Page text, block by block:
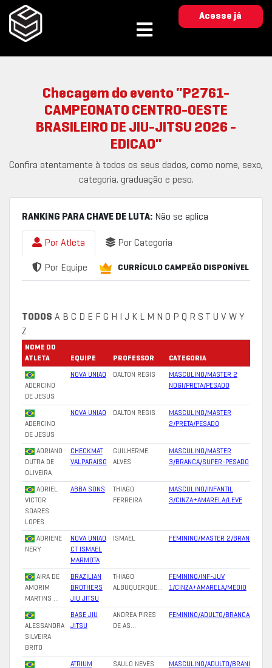
Acesse já
Checagem do evento "P2761-
CAMPEONATO CENTRO-OESTE
BRASILEIRO DE JIU-JITSU 2026 -
EDICAO"
Confira atentamente à todos os seus dados, como nome, sexo,
categoria, graduação e peso.
RANKING PARA CHAVE DE LUTA: Não se aplica
Por Atleta Por Categoria
Por Equipe CURRÍCULO CAMPEÃO DISPONÍVEL
TODOS A B C D E F G H J K L M N O P Q R S U V W Y
Z
NOME DO
ATLETA
EQUIPE PROFESSOR CATEGORIA
ADERCINO
DE JESUS
NOVA UNIAO DALTON REGIS
MASCULINO/MASTER 2
NOGI/PRETA/PESADO
ADERCINO
DE JESUS
NOVA UNIAO DALTON REGIS
MASCULINO/MASTER
2/PRETA/PESADO
ADRIANO
DUTRA DE
OLIVEIRA
CHECKMAT
VALPARAISO
GUILHERME
ALVES
MASCULINO/MASTER
3/BRANCA/SUPER-PESADO
ADRIEL
VICTOR
SOARES
LOPES
ABBA SONS
THIAGO
FERREIRA
MASCULINO/INFANTIL
3/CINZA+AMARELA/LEVE
ADRIENE
NERY
NOVA UNIAO
CT ISMAEL
MARMOTA
ISMAEL FEMININO/MASTER 2/BRANCA/
AIRA DE
AMORIM
MARTINS …
BRAZILIAN
BROTHERS
JIU JITSU
THIAGO
ALBUQUERQUE…
FEMININO/INF-JUV
1/CINZA+AMARELA/MEDIO
ALESSANDRA
SILVEIRA
BRITO
BASE JIU
JITSU
ANDREA PIRES
DE AS…
FEMININO/ADULTO/BRANCA/
ATRIUM
SAULO NEVES
MASCULINO/ADULTO/BRANCA/